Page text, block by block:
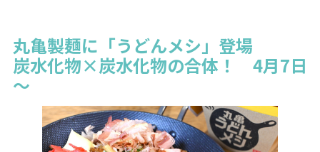
丸亀製麺に「うどんメシ」登場
炭水化物×炭水化物の合体！ 4月7日
～